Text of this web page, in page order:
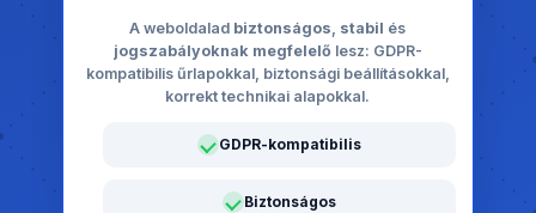
A weboldalad biztonságos stabil és
jogszabályoknak megfelelő lesz: GDPR-
kompatibilis űrlapokkal, biztonsági beállításokkal,
korrekt technikai alapokkal.
GDPR-kompatibilis
Biztonságos